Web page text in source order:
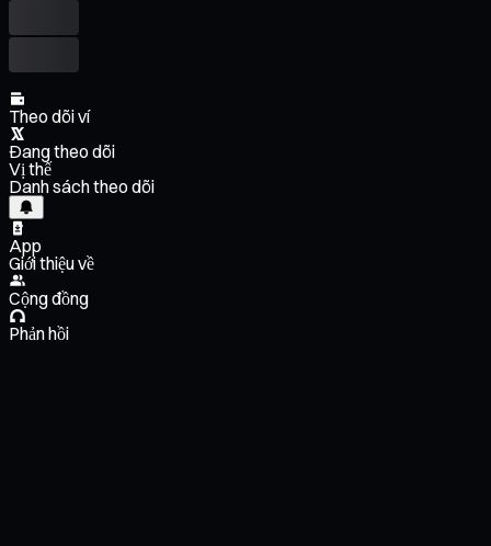
Theo dõi ví
Đang theo dõi
Vị thế
Danh sách theo dõi
App
Giới thiệu về
Cộng đồng
Phản hồi